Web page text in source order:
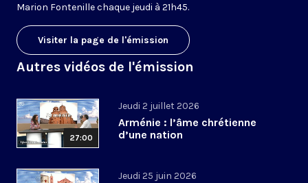
Marion Fontenille chaque jeudi à 21h45.
Visiter la page de l'émission
Autres vidéos de l'émission
27:00
Jeudi 2 juillet 2026
Arménie : l’âme chrétienne
d’une nation
Jeudi 25 juin 2026